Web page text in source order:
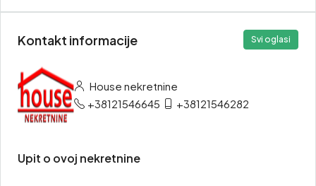
Kontakt informacije Svi oglasi
House nekretnine
+38121546645
+38121546282
Upit o ovoj nekretnine